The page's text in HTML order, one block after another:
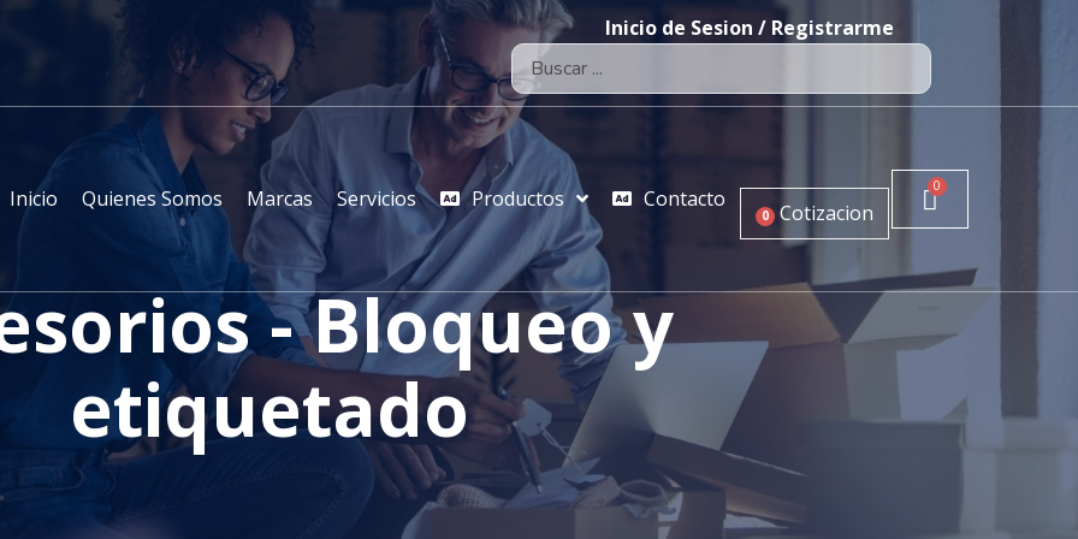
Inicio de Sesion / Registrarme
Inicio Quienes Somos Marcas Servicios Productos Contacto
0 Cotizacion
- Bloqueo y
etiquetado